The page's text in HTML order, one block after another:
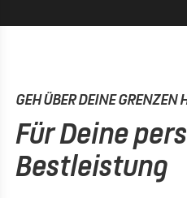
GEH ÜBER DEINE GRENZEN
Für Deine
Bestleistung